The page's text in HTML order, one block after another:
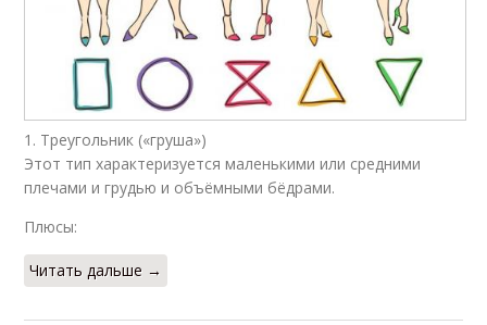
1. Треугольник («груша»)
Этот тип характеризуется маленькими или средними
плечами и грудью и объёмными бёдрами.
Плюсы:
Читать дальше →